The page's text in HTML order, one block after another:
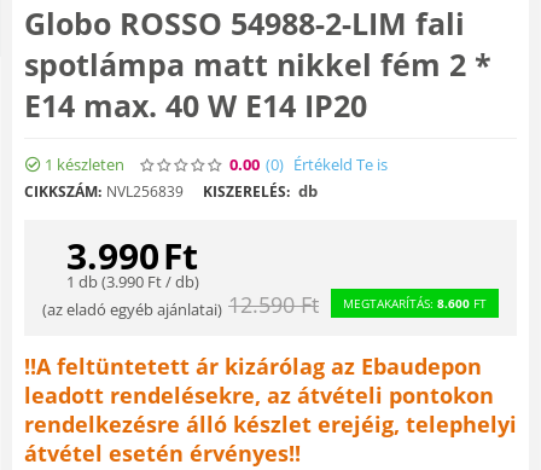
Globo ROSSO 54988-2-LIM fali
spotlámpa matt nikkel fém 2 *
E14 max. 40 W E14 IP20
1 készleten 0.00 (0) Értékeld Te is
CIKKSZÁM: NVL256839 KISZERELÉS: db
3.990Ft
1 db (3.990Ft/ db)
(az eladó egyéb ajánlatai) 12.590 Ft MEGTAKARÍTÁS: 8.600 FT
!!A feltüntetett ár kizárólag az Ebaudepon
leadott rendelésekre, az átvételi pontokon
rendelkezésre álló készlet erejéig, telephelyi
átvétel esetén érvényes!!